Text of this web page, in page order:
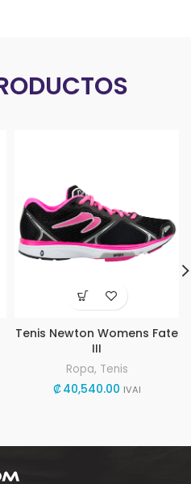
Tenis Newton Womens Fate
III
Ropa, Tenis
₡40,540.00 IVAI